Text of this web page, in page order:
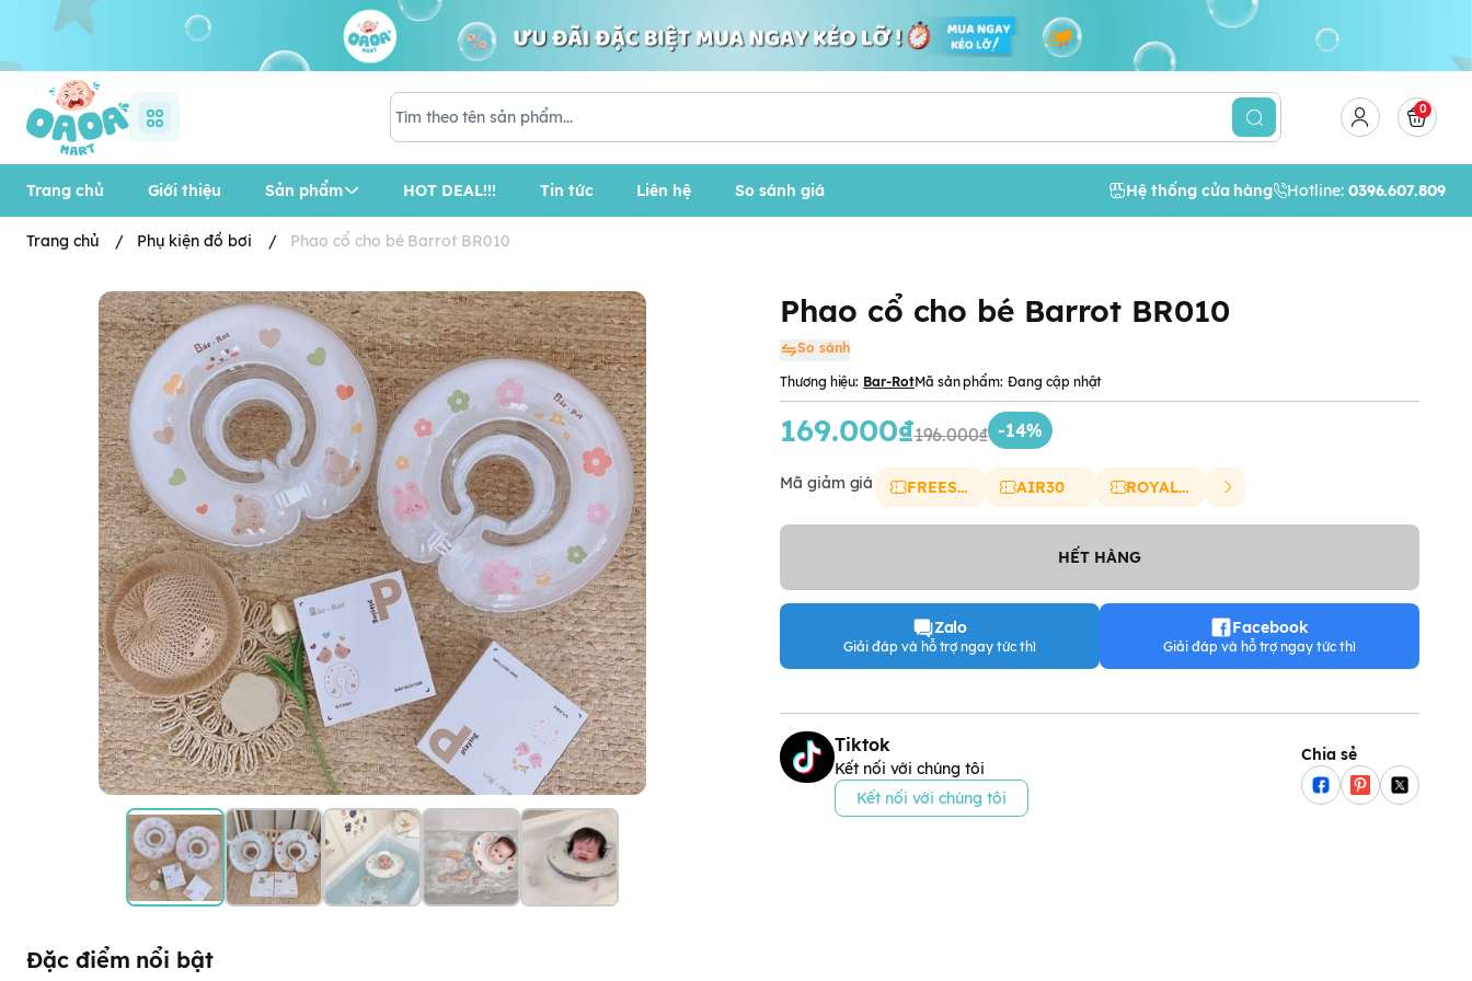
0
Trang chủ Giới thiệu Sản phẩm HOT DEAL!!! Tin tức Liên hệ So sánh giá Hệ thống cửa hàng Hotline: 0396.607.809
Trang chủ / Phụ kiện đồ bơi / Phao cổ cho bé Barrot BR010
Phao cổ cho bé Barrot BR010
So sánh
Thương hiệu: Bar-RotMã sản phẩm: Đang cập nhật
169.000₫196.000₫ -14%
Mã giảm giá FREESHIP AIR30 ROYAL20
HẾT HÀNG
Zalo
Giải đáp và hỗ trợ ngay tức thì
Facebook
Giải đáp và hỗ trợ ngay tức thì
Tiktok
Kết nối với chúng tôi
Kết nối với chúng tôi
Chia sẻ
Đặc điểm nổi bật